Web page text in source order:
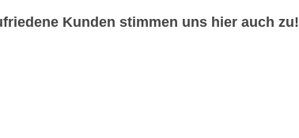
Kunden stimmen uns hier auch zu!